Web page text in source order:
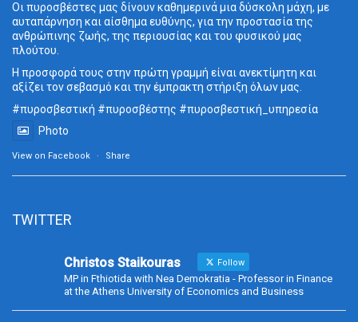
Οι πυροσβέστες μας δίνουν καθημερινά μια δύσκολη μάχη, με
αυταπάρνηση και αίσθημα ευθύνης, για την προστασία της
ανθρώπινης ζωής, της περιουσίας και του φυσικού μας
πλούτου.
Η προσφορά τους στην πρώτη γραμμή είναι ανεκτίμητη και
αξίζει τον σεβασμό και την έμπρακτη στήριξη όλων μας.
#πυροσβεστική #πυροσβέστης #πυροσβεστική_ υπηρεσία
Photo
View on Facebook · Share
TWITTER
Christos Staikouras Follow
MP in Fthiotida with Nea Demokratia - Professor in Finance
at the Athens University of Economics and Business